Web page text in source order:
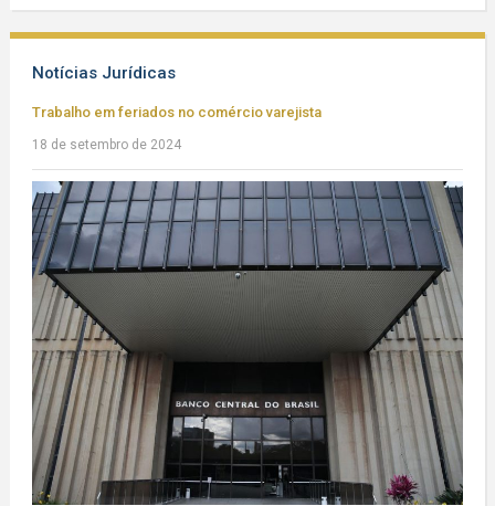
Notícias Jurídicas
Trabalho em feriados no comércio varejista
18 de setembro de 2024